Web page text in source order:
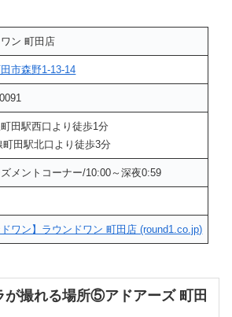
ン 町田店
市森野1-13-14
田駅西口より徒歩1分
町田駅北口より徒歩3分
メントコーナー/10:00～深夜0:59
ドワン】ラウンドワン 町田店 (round1.co.jp)
が撮れる場所⑤アドアーズ 町田